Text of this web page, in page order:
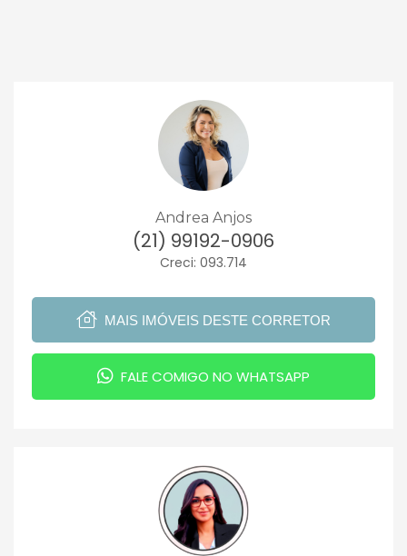
Andrea Anjos
(21) 99192-0906
Creci: 093.714
MAIS IMÓVEIS DESTE CORRETOR
FALE COMIGO NO WHATSAPP